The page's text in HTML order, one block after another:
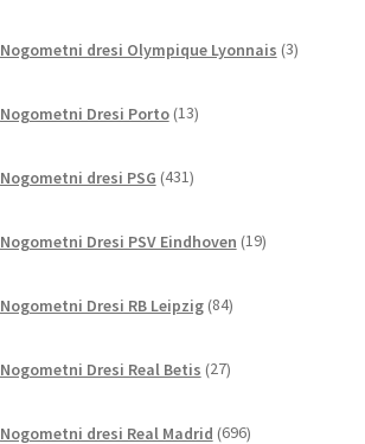
Nogometni dresi Olympique Lyonnais 3izdelki
Nogometni Dresi Porto 13izdelkov
Nogometni dresi PSG 431izdelkov
Nogometni Dresi PSV Eindhoven 19izdelkov
Nogometni Dresi RB Leipzig 84izdelkov
Nogometni Dresi Real Betis 27izdelkov
Nogometni dresi Real Madrid 696